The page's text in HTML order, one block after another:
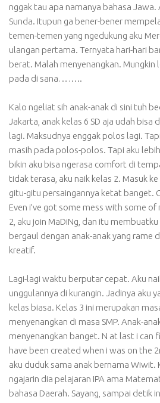
nggak tau apa namanya bahasa Jawa.
Sunda. Itupun ga bener-bener
temen-temen yang ngedukung aku
ulangan pertama. Ternyata hari-hari
berat. Malah menyenangkan. Mungkin
pada di sana……..
Kalo ngeliat sih anak-anak di sini tuh
Jakarta, anak kelas 6 SD aja udah bisa
lagi. Maksudnya enggak polos lagi.
masih pada polos-polos. Tapi aku
bikin aku bisa ngerasa comfort di
tidak terasa, aku naik kelas 2. Masuk
gitu-gitu persaingannya ketat banget.
Even i’ve got some mess with some
2, aku join MaDiNg, dan itu
bergaul dengan anak-anak yang rame
kreatif.
Lagi-lagi waktu berputar cepat. Aku
unggulannya di kurangin. Jadinya aku
kelas biasa. Kelas 3 ini merupakan
menyenangkan di masa SMP. Anak-
menyenangkan banget. N at last i can
have been created when i was on the
aku duduk sama anak bernama Wiwit.
ngajarin dia pelajaran IPA ama
bahasa Daerah. Sayang, sampai detik